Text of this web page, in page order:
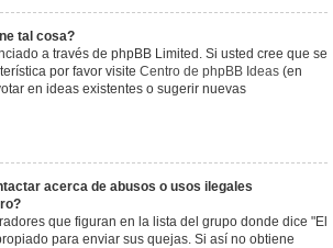
tal cosa?
a través de phpBB Limited. Si usted cree que se
por favor visite Centro de phpBB Ideas (en
en ideas existentes o sugerir nuevas
acerca de abusos o usos ilegales
que figuran en la lista del grupo donde dice "El
para enviar sus quejas. Si así no obtiene